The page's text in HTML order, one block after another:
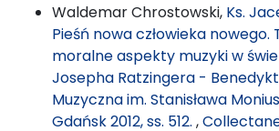
Waldemar Chrostowski, Ks.
Pieśń nowa człowieka nowego.
moralne aspekty muzyki w
Josepha Ratzingera -
Muzyczna im. Stanisława
Gdańsk 2012, ss. 512. ,